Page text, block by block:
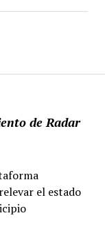
de Radar
el estado